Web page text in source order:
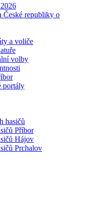
České republiky o
a voliče
volby
portály
hasičů
Příbor
Hájov
Prchalov